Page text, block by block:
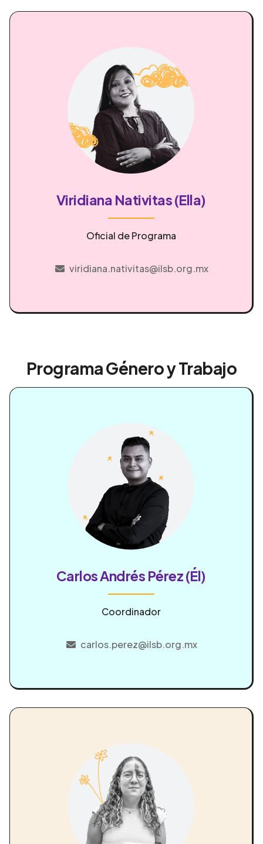
Viridiana Nativitas (Ella)
Oficial de Programa
viridiana.nativitas@ilsb.org.mx
Programa Género y Trabajo
Carlos Andrés Pérez (Él)
Coordinador
carlos.perez@ilsb.org.mx